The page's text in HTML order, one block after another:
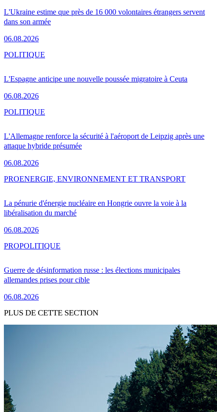
L'Ukraine estime que près de 16 000 volontaires étrangers servent
dans son armée
06.08.2026
L'Espagne anticipe une nouvelle poussée migratoire à Ceuta
06.08.2026
POLITIQUE
L'Allemagne renforce la sécurité à l'aéroport de Leipzig après une
attaque hybride présumée
06.08.2026
POLITIQUE
La pénurie d'énergie nucléaire en Hongrie ouvre la voie à la
libéralisation du marché
06.08.2026
PROENERGIE, ENVIRONNEMENT ET TRANSPORT
Guerre de désinformation russe : les élections municipales
allemandes prises pour cible
06.08.2026
PROPOLITIQUE
PLUS DE CETTE SECTION